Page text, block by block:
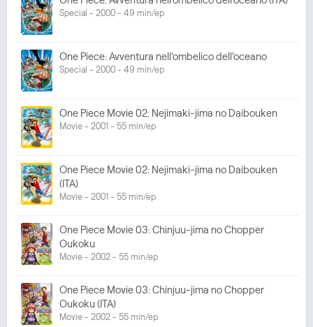
Special - 2000 - 49 min/ep
One Piece: Avventura nell'ombelico dell'oceano
Special - 2000 - 49 min/ep
One Piece Movie 02: Nejimaki-jima no Daibouken
Movie - 2001 - 55 min/ep
One Piece Movie 02: Nejimaki-jima no Daibouken
(ITA)
Movie - 2001 - 55 min/ep
One Piece Movie 03: Chinjuu-jima no Chopper
Oukoku
Movie - 2002 - 55 min/ep
One Piece Movie 03: Chinjuu-jima no Chopper
Oukoku (ITA)
Movie - 2002 - 55 min/ep